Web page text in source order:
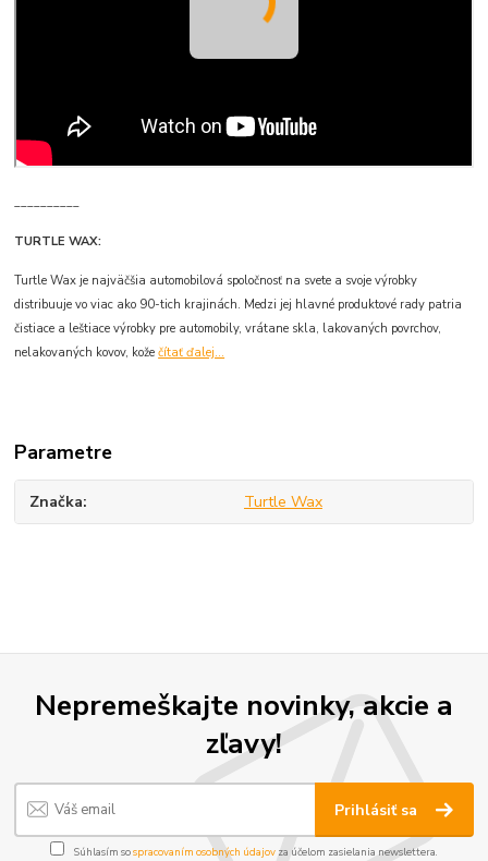
__________
TURTLE WAX:
Turtle Wax je najväčšia automobilová spoločnosť na svete a svoje výrobky
distribuuje vo viac ako 90-tich krajinách. Medzi jej hlavné produktové rady patria
čistiace a leštiace výrobky pre automobily, vrátane skla, lakovaných povrchov,
nelakovaných kovov, kožečítať ďalej...
Parametre
Značka Turtle Wax
Nepremeškajte novinky, akcie a
zľavy!
Prihlásiť sa
Súhlasím sospracovaním osobných údajov za účelom zasielania newslettera.